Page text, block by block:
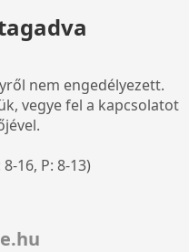
nem engedélyezett.
vegye fel a kapcsolatot
16, P: 8-13)